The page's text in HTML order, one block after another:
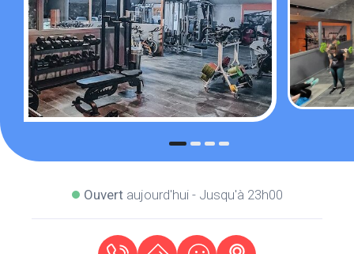
Ouvertaujourd'hui - Jusqu'à 23h00